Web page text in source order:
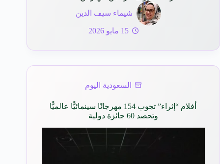
شيماء سيف الدين
15 مايو 2026
السعودية اليوم
أفلام “إثراء” تجوب 154 مهرجانًا سينمائيًّا عالميًّا
وتحصد 60 جائزة دولية